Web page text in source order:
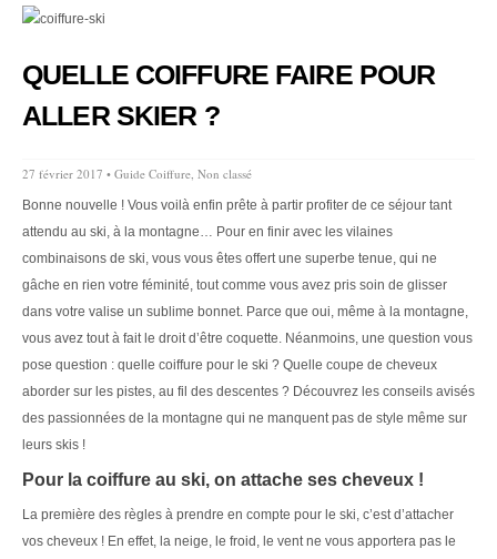
QUELLE COIFFURE FAIRE POUR
ALLER SKIER ?
27 février 2017 • Guide Coiffure, Non classé
Bonne nouvelle ! Vous voilà enfin prête à partir profiter de ce séjour tant
attendu au ski, à la montagne… Pour en finir avec les vilaines
combinaisons de ski, vous vous êtes offert une superbe tenue, qui ne
gâche en rien votre féminité, tout comme vous avez pris soin de glisser
dans votre valise un sublime bonnet. Parce que oui, même à la montagne,
vous avez tout à fait le droit d’être coquette. Néanmoins, une question vous
pose question : quelle coiffure pour le ski ? Quelle coupe de cheveux
aborder sur les pistes, au fil des descentes ? Découvrez les conseils avisés
des passionnées de la montagne qui ne manquent pas de style même sur
leurs skis !
Pour la coiffure au ski, on attache ses cheveux !
La première des règles à prendre en compte pour le ski, c’est d’attacher
vos cheveux ! En effet, la neige, le froid, le vent ne vous apportera pas le